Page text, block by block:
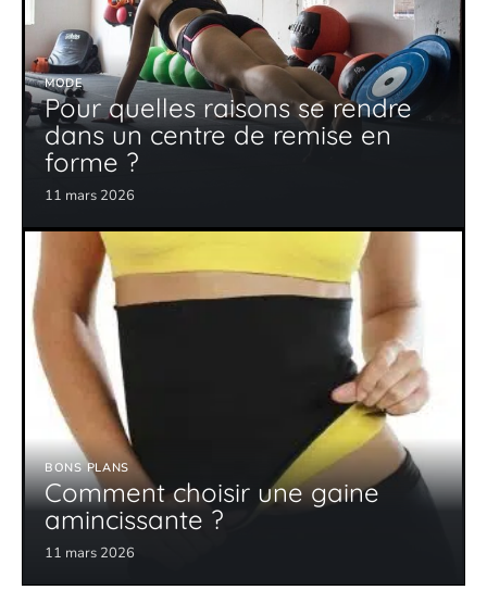
MODE
Pour quelles raisons se rendre
dans un centre de remise en
forme ?
11 mars 2026
BONS PLANS
Comment choisir une gaine
amincissante ?
11 mars 2026